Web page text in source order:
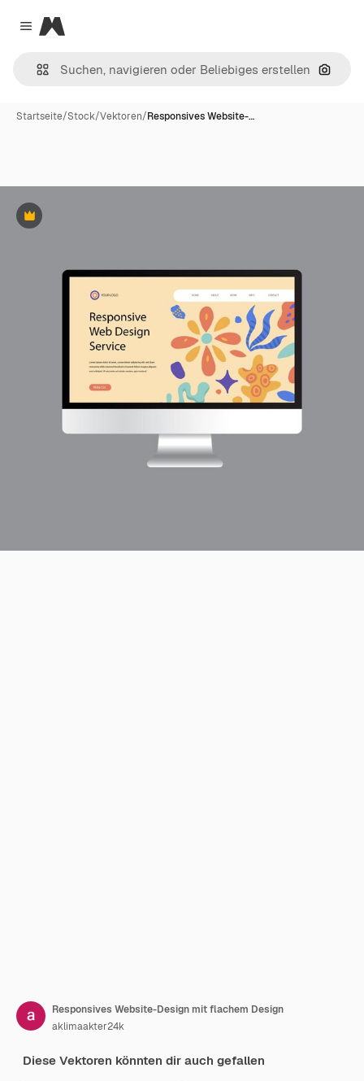
Close menu
Magnific
Nach
Startseite/Stock/Vektoren/Responsives Website-…
Premium
Responsives Website-Design mit flachem Design
aklimaakter24k
Diese Vektoren könnten dir auch gefallen